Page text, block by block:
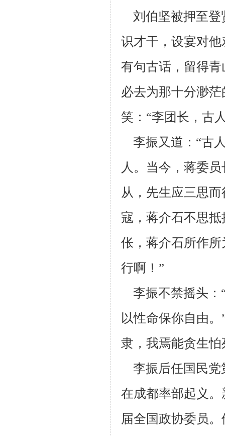
刘伯坚被押至登
识才干，设宴对
有句古话，留得
必去为那十分渺茫
笑：“李团长，古
李振又道：“古
人。当今，蒋委
从，先生应三思而
寇，蒋介石不思抵
伥，蒋介石所作
行啊！”
李振不禁摇头：
以性命保你自由
隶，我焉能贪生
李振后任国民党
在成都率部起义
届全国政协委员。